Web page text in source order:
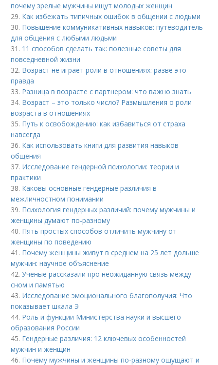
почему зрелые мужчины ищут молодых женщин
29. Как избежать типичных ошибок в общении с людьми
30. Повышение коммуникативных навыков: путеводитель
для общения с любыми людьми
31. 11 способов сделать так: полезные советы для
повседневной жизни
32. Возраст не играет роли в отношениях: разве это
правда
33. Разница в возрасте с партнером: что важно знать
34. Возраст – это только число? Размышления о роли
возраста в отношениях
35. Путь к освобождению: как избавиться от страха
навсегда
36. Как использовать книги для развития навыков
общения
37. Исследование гендерной психологии: теории и
практики
38. Каковы основные гендерные различия в
межличностном понимании
39. Психология гендерных различий: почему мужчины и
женщины думают по-разному
40. Пять простых способов отличить мужчину от
женщины по поведению
41. Почему женщины живут в среднем на 25 лет дольше
мужчин: научное объяснение
42.Учёные рассказали про неожиданную связь между
сном и памятью
43. Исследование эмоционального благополучия: Что
показывает шкала Э
44. Роль и функции Министерства науки и высшего
образования России
45. Гендерные различия: 12 ключевых особенностей
мужчин и женщин
46. Почему мужчины и женщины по-разному ощущают и